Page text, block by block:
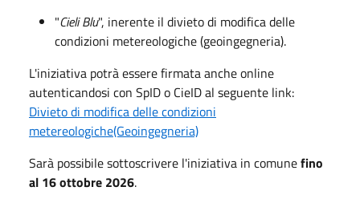
"Cieli Blu", inerente il divieto di modifica delle
condizioni metereologiche (geoingegneria).
L'iniziativa potrà essere firmata anche online
autenticandosi con SpID o CieID al seguente link:
Divieto di modifica delle condizioni
metereologiche(Geoingegneria)
Sarà possibile sottoscrivere l'iniziativa in comunefino
al 16 ottobre 2026.